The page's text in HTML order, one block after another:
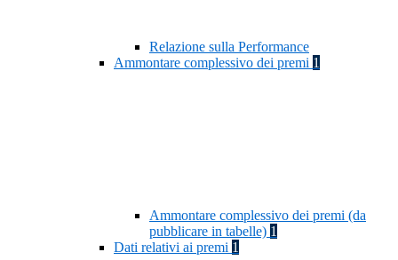
Relazione sulla Performance
Ammontare complessivo dei premi 1
Ammontare complessivo dei premi (da
pubblicare in tabelle) 1
Dati relativi ai premi 1